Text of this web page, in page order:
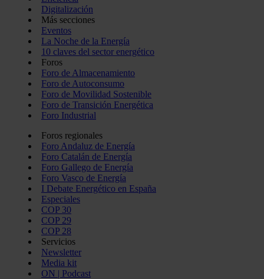
Digitalización
Más secciones
Eventos
La Noche de la Energía
10 claves del sector energético
Foros
Foro de Almacenamiento
Foro de Autoconsumo
Foro de Movilidad Sostenible
Foro de Transición Energética
Foro Industrial
Foros regionales
Foro Andaluz de Energía
Foro Catalán de Energía
Foro Gallego de Energía
Foro Vasco de Energía
I Debate Energético en España
Especiales
COP 30
COP 29
COP 28
Servicios
Newsletter
Media kit
ON | Podcast